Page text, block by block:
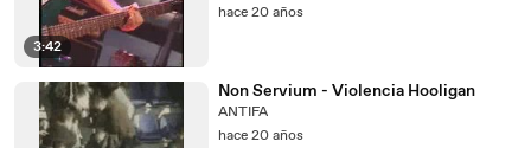
3:42
hace 20 años
Non Servium - Violencia Hooligan
ANTIFA
hace 20 años